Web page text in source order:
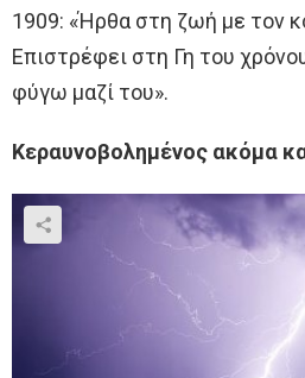
1909: «Ήρθα στη ζωή με τον
Επιστρέφει στη Γη του
φύγω μαζί του».
Κεραυνοβολημένος ακόμα